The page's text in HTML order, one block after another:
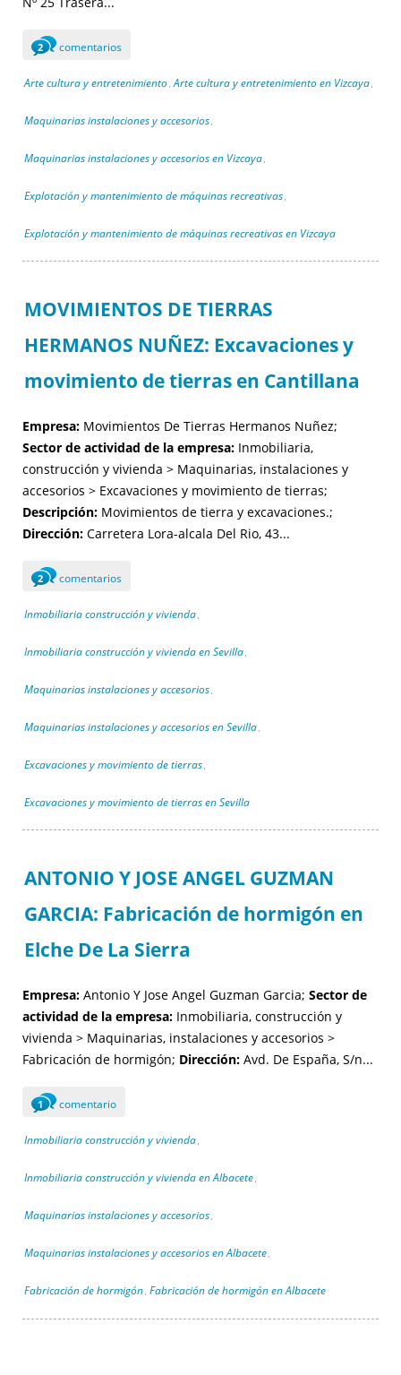
2 comentarios
Arte cultura y entretenimiento , Arte cultura y entretenimiento en Vizcaya ,
Maquinarias instalaciones y accesorios ,
Maquinarias instalaciones y accesorios en Vizcaya ,
Explotación y mantenimiento de máquinas recreativas ,
Explotación y mantenimiento de máquinas recreativas en Vizcaya
MOVIMIENTOS DE TIERRAS
HERMANOS NUÑEZ: Excavaciones y
movimiento de tierras en Cantillana
Empresa: Movimientos De Tierras Hermanos Nuñez;
Sector de actividad de la empresa: Inmobiliaria,
construcción y vivienda > Maquinarias, instalaciones y
accesorios > Excavaciones y movimiento de tierras;
Descripción: Movimientos de tierra y excavaciones.;
Dirección: Carretera Lora-alcala Del Rio, 43...
2 comentarios
Inmobiliaria construcción y vivienda ,
Inmobiliaria construcción y vivienda en Sevilla ,
Maquinarias instalaciones y accesorios ,
Maquinarias instalaciones y accesorios en Sevilla ,
Excavaciones y movimiento de tierras ,
Excavaciones y movimiento de tierras en Sevilla
ANTONIO Y JOSE ANGEL GUZMAN
GARCIA: Fabricación de hormigón en
Elche De La Sierra
Empresa: Antonio Y Jose Angel Guzman Garcia; Sector de
actividad de la empresa: Inmobiliaria, construcción y
vivienda > Maquinarias, instalaciones y accesorios >
Fabricación de hormigón; Dirección: Avd. De España, S/n...
1 comentario
Inmobiliaria construcción y vivienda ,
Inmobiliaria construcción y vivienda en Albacete ,
Maquinarias instalaciones y accesorios ,
Maquinarias instalaciones y accesorios en Albacete ,
Fabricación de hormigón , Fabricación de hormigón en Albacete